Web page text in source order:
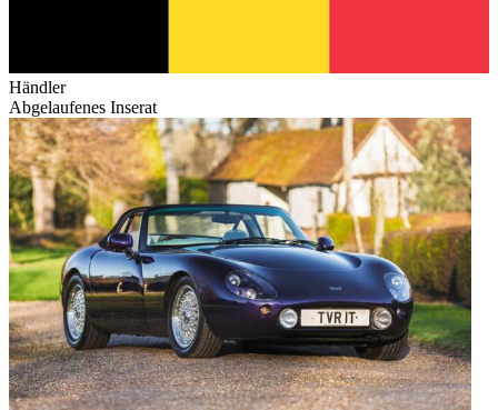
Händler
Abgelaufenes Inserat